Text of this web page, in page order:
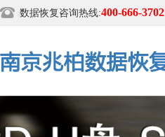
数据恢复咨询热线:400-666-3702